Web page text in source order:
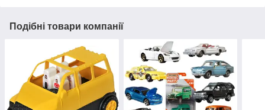
Подібні товари компанії